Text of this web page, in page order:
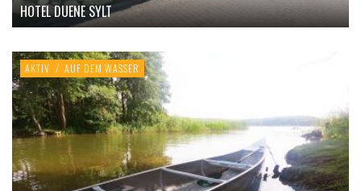
HOTEL DUENE SYLT
AKTIV / AUF DEM WASSER